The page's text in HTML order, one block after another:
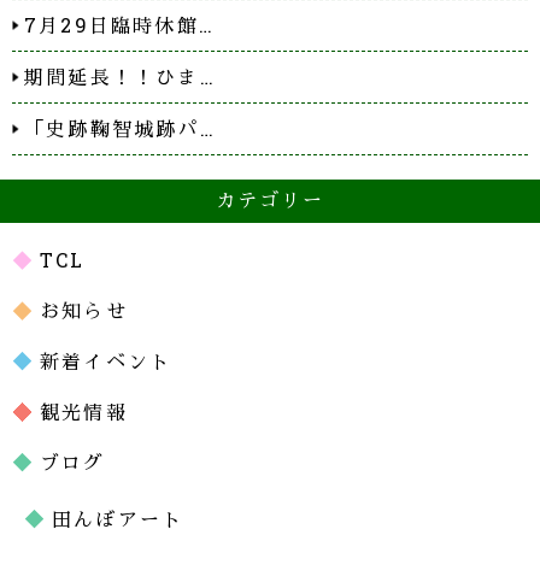
7月29日臨時休館…
期間延長！！ひま…
「史跡鞠智城跡パ…
カテゴリー
TCL
お知らせ
新着イベント
観光情報
ブログ
田んぼアート